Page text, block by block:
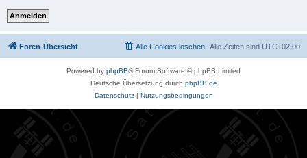
Foren-Übersicht Alle Zeiten sind UTC+02:00
Alle Cookies löschen
Powered by phpBB® Forum Software © phpBB Limited
Deutsche Übersetzung durch phpBB.de
Datenschutz| Nutzungsbedingungen